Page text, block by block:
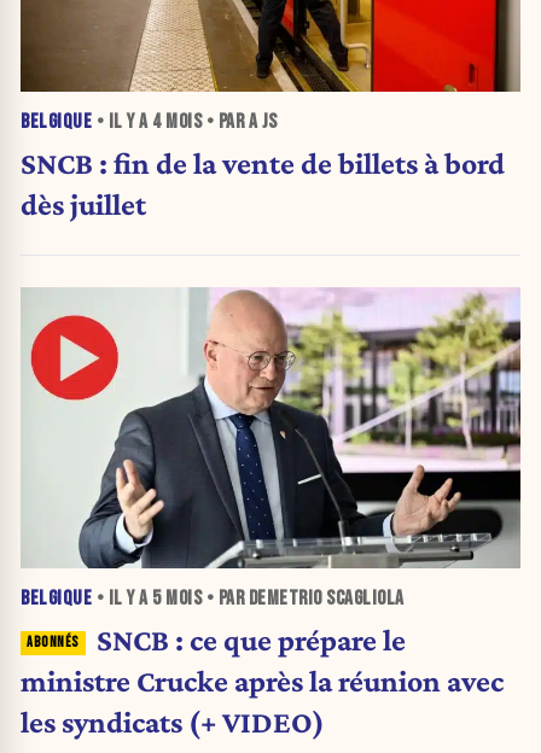
BELGIQUE • IL Y A 4 MOIS• PAR A JS
SNCB : fin de la vente de billets à bord
dès juillet
BELGIQUE • IL Y A 5 MOIS• PAR DEMETRIO SCAGLIOLA
SNCB : ce que prépare le
ministre Crucke après la réunion avec
les syndicats (+ VIDEO)